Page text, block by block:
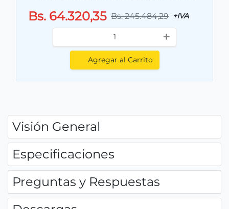
Bs. 64.320,35 Bs. 245.484,29 +IVA
+
Agregar al Carrito
Visión General
Especificaciones
Preguntas y Respuestas